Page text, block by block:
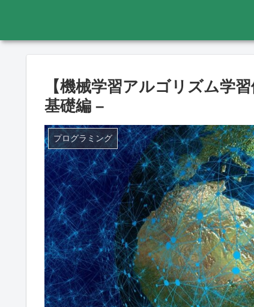
【機械学習アルゴリズム学
基礎編 –
プログラミング